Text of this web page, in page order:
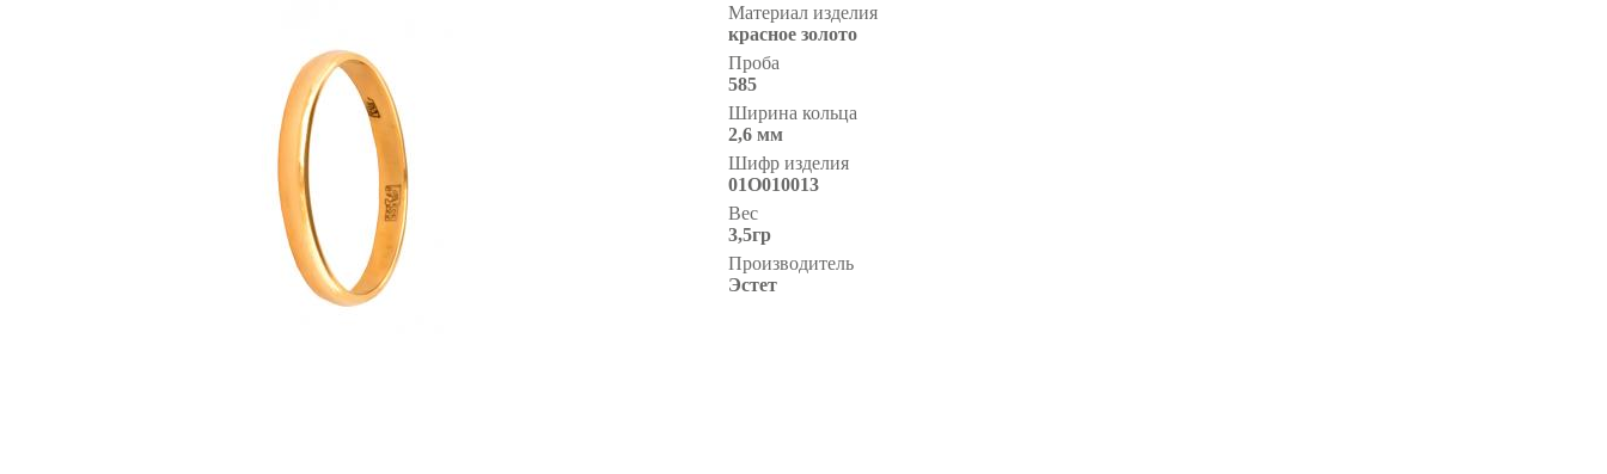
Материал изделия
красное золото
Проба
585
Ширина кольца
2,6 мм
Шифр изделия
01О010013
Вес
3,5гр
Производитель
Эстет